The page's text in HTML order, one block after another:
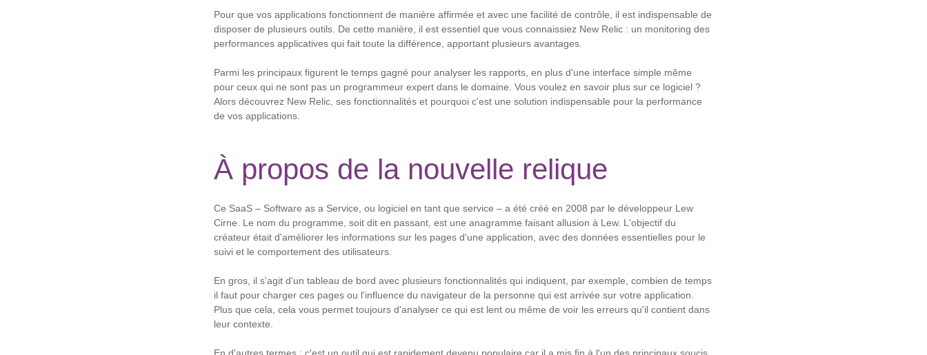
Pour que vos applications fonctionnent de manière affirmée et avec une facilité de contrôle, il est indispensable de
disposer de plusieurs outils. De cette manière, il est essentiel que vous connaissiez New Relic : un monitoring des
performances applicatives qui fait toute la différence, apportant plusieurs avantages.
Parmi les principaux figurent le temps gagné pour analyser les rapports, en plus d'une interface simple même
pour ceux qui ne sont pas un programmeur expert dans le domaine. Vous voulez en savoir plus sur ce logiciel ?
Alors découvrez New Relic, ses fonctionnalités et pourquoi c'est une solution indispensable pour la performance
de vos applications.
À propos de la nouvelle relique
Ce SaaS – Software as a Service, ou logiciel en tant que service – a été créé en 2008 par le développeur Lew
Cirne. Le nom du programme, soit dit en passant, est une anagramme faisant allusion à Lew. L'objectif du
créateur était d'améliorer les informations sur les pages d'une application, avec des données essentielles pour le
suivi et le comportement des utilisateurs.
En gros, il s'agit d'un tableau de bord avec plusieurs fonctionnalités qui indiquent, par exemple, combien de temps
il faut pour charger ces pages ou l'influence du navigateur de la personne qui est arrivée sur votre application.
Plus que cela, cela vous permet toujours d'analyser ce qui est lent ou même de voir les erreurs qu'il contient dans
leur contexte.